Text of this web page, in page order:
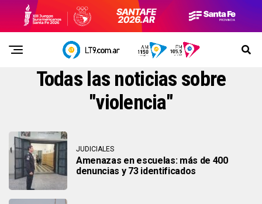
Todas las noticias sobre
"violencia"
JUDICIALES
Amenazas en escuelas: más de 400
denuncias y 73 identificados